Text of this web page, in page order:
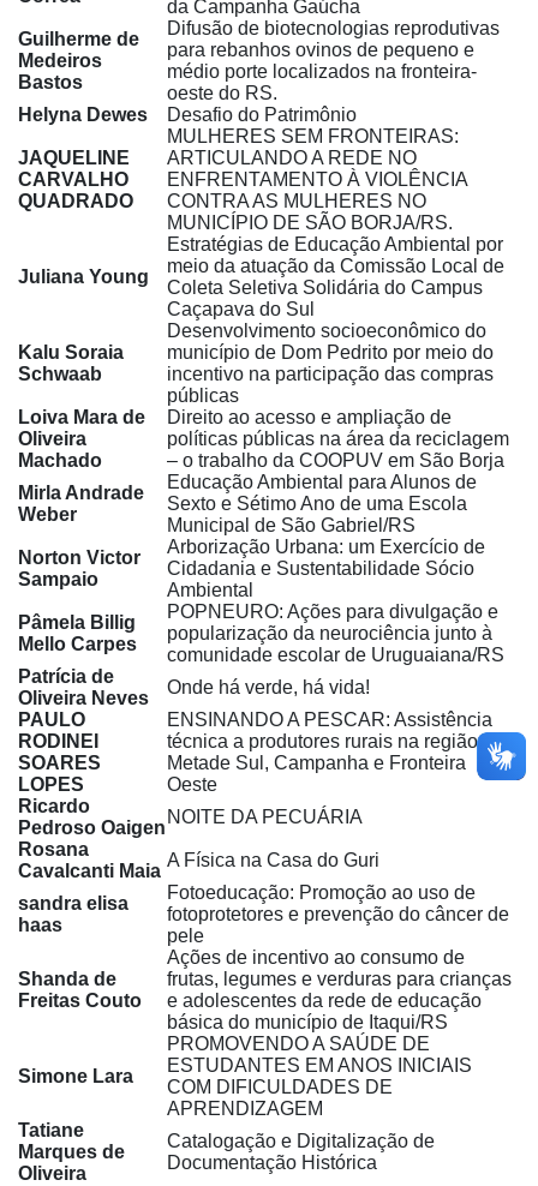
da Campanha Gaúcha
Guilherme de
Medeiros
Bastos
Difusão de biotecnologias reprodutivas
para rebanhos ovinos de pequeno e
médio porte localizados na fronteira-
oeste do RS.
Helyna Dewes
Desafio do Patrimônio
JAQUELINE
CARVALHO
QUADRADO
MULHERES SEM FRONTEIRAS:
ARTICULANDO A REDE NO
ENFRENTAMENTO À VIOLÊNCIA
CONTRA AS MULHERES NO
MUNICÍPIO DE SÃO BORJA/RS.
Juliana Young
Estratégias de Educação Ambiental por
meio da atuação da Comissão Local de
Coleta Seletiva Solidária do Campus
Caçapava do Sul
Kalu Soraia
Schwaab
Desenvolvimento socioeconômico do
município de Dom Pedrito por meio do
incentivo na participação das compras
públicas
Loiva Mara de
Oliveira
Machado
Direito ao acesso e ampliação de
políticas públicas na área da reciclagem
– o trabalho da COOPUV em São Borja
Mirla Andrade
Weber
Educação Ambiental para Alunos de
Sexto e Sétimo Ano de uma Escola
Municipal de São Gabriel/RS
Norton Victor
Sampaio
Arborização Urbana: um Exercício de
Cidadania e Sustentabilidade Sócio
Ambiental
Pâmela Billig
Mello Carpes
POPNEURO: Ações para divulgação e
popularização da neurociência junto à
comunidade escolar de Uruguaiana/RS
Patrícia de
Oliveira Neves
Onde há verde, há vida!
PAULO
RODINEI
SOARES
LOPES
ENSINANDO A PESCAR: Assistência
técnica a produtores rurais na região da
Metade Sul, Campanha e Fronteira
Oeste
Ricardo
Pedroso Oaigen
NOITE DA PECUÁRIA
Rosana
Cavalcanti Maia
A Física na Casa do Guri
sandra elisa
haas
Fotoeducação: Promoção ao uso de
fotoprotetores e prevenção do câncer de
pele
Shanda de
Freitas Couto
Ações de incentivo ao consumo de
frutas, legumes e verduras para crianças
e adolescentes da rede de educação
básica do município de Itaqui/RS
Simone Lara
PROMOVENDO A SAÚDE DE
ESTUDANTES EM ANOS INICIAIS
COM DIFICULDADES DE
APRENDIZAGEM
Tatiane
Marques de
Oliveira
Catalogação e Digitalização de
Documentação Histórica